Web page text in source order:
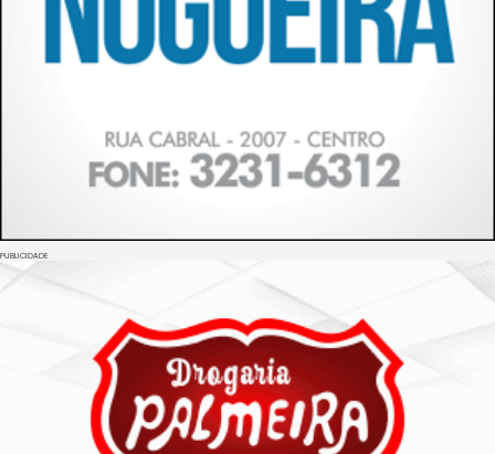
PUBLICIDADE